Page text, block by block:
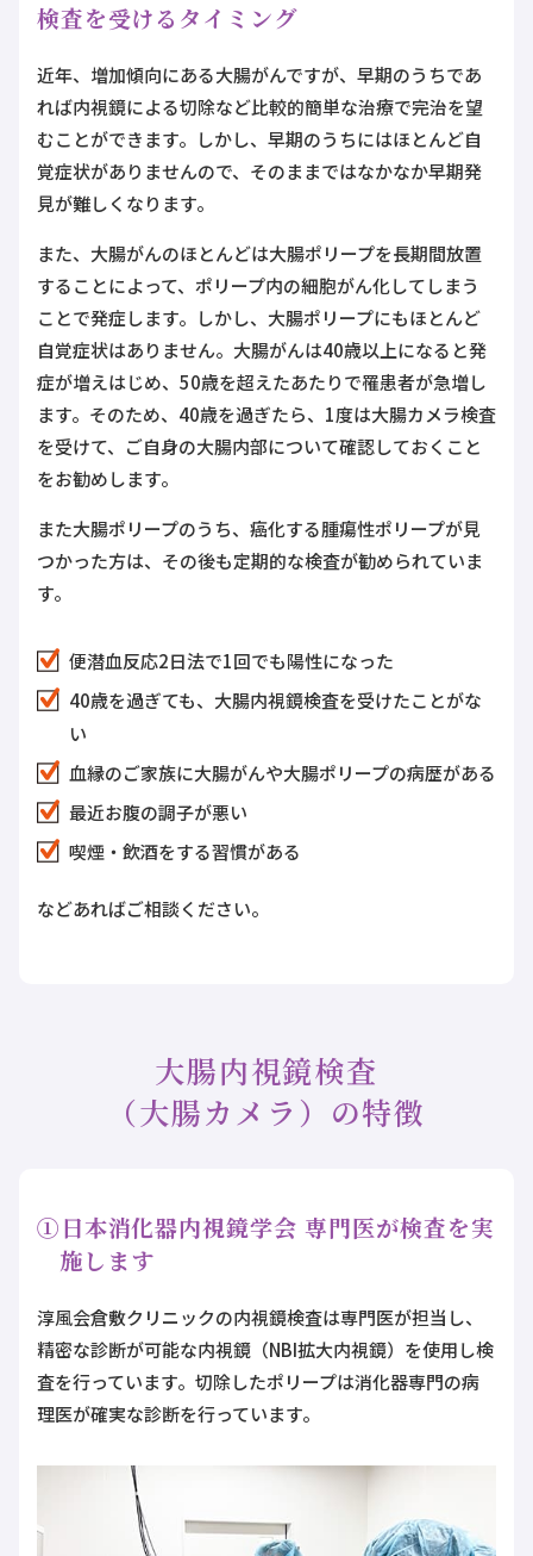
検査を受けるタイミング
近年、増加傾向にある大腸がんですが、早期のうちであ
れば内視鏡による切除など比較的簡単な治療で完治を望
むことができます。しかし、早期のうちにはほとんど自
覚症状がありませんので、そのままではなかなか早期発
見が難しくなります。
また、大腸がんのほとんどは大腸ポリープを長期間放置
することによって、ポリープ内の細胞がん化してしまう
ことで発症します。しかし、大腸ポリープにもほとんど
自覚症状はありません。大腸がんは40歳以上になると発
症が増えはじめ、50歳を超えたあたりで罹患者が急増し
ます。そのため、40歳を過ぎたら、1度は大腸カメラ検査
を受けて、ご自身の大腸内部について確認しておくこと
をお勧めします。
また大腸ポリープのうち、癌化する腫瘍性ポリープが見
つかった方は、その後も定期的な検査が勧められていま
す。
便潜血反応2日法で1回でも陽性になった
40歳を過ぎても、大腸内視鏡検査を受けたことがな
い
血縁のご家族に大腸がんや大腸ポリープの病歴がある
最近お腹の調子が悪い
喫煙・飲酒をする習慣がある
などあればご相談ください。
大腸内視鏡検査
（大腸カメラ）の特徴
①日本消化器内視鏡学会 専門医が検査を実
施します
淳風会倉敷クリニックの内視鏡検査は専門医が担当し、
精密な診断が可能な内視鏡（NBI拡大内視鏡）を使用し検
査を行っています。切除したポリープは消化器専門の病
理医が確実な診断を行っています。